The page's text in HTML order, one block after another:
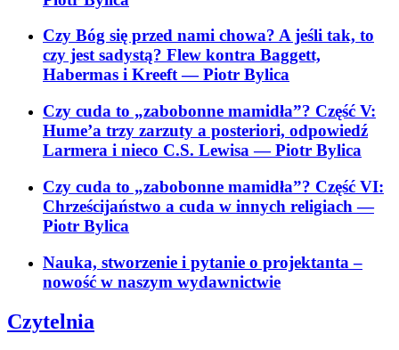
Czy Bóg się przed nami chowa? A jeśli tak, to
czy jest sadystą? Flew kontra Baggett,
Habermas i Kreeft— Piotr Bylica
Czy cuda to „zabobonne mamidła”? Część V:
Hume’a trzy zarzuty a posteriori, odpowiedź
Larmera i nieco C.S. Lewisa— Piotr Bylica
Czy cuda to „zabobonne mamidła”? Część VI:
Chrześcijaństwo a cuda w innych religiach—
Piotr Bylica
Nauka, stworzenie i pytanie o projektanta –
nowość w naszym wydawnictwie
Czytelnia